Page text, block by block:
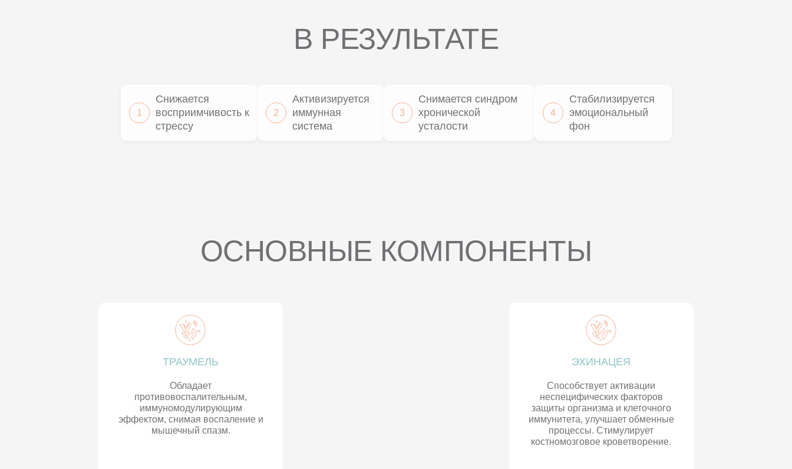
В РЕЗУЛЬТАТЕ
1
Снижается
восприимчивость к
стрессу
2
Активизируется
иммунная
система
3
Снимается синдром
хронической
усталости
4
Стабилизируется
эмоциональный
фон
ОСНОВНЫЕ КОМПОНЕНТЫ
ТРАУМЕЛЬ
Обладает
противовоспалительным,
иммуномодулирующим
эффектом, снимая воспаление и
мышечный спазм.
ЭХИНАЦЕЯ
Способствует активации
неспецифических факторов
защиты организма и клеточного
иммунитета, улучшает обменные
процессы. Стимулирует
костномозговое кроветворение.